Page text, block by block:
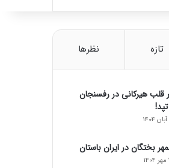
تازه نظرها
قلب هیرکانی در رفسنجان
بختگان در ایران باستان